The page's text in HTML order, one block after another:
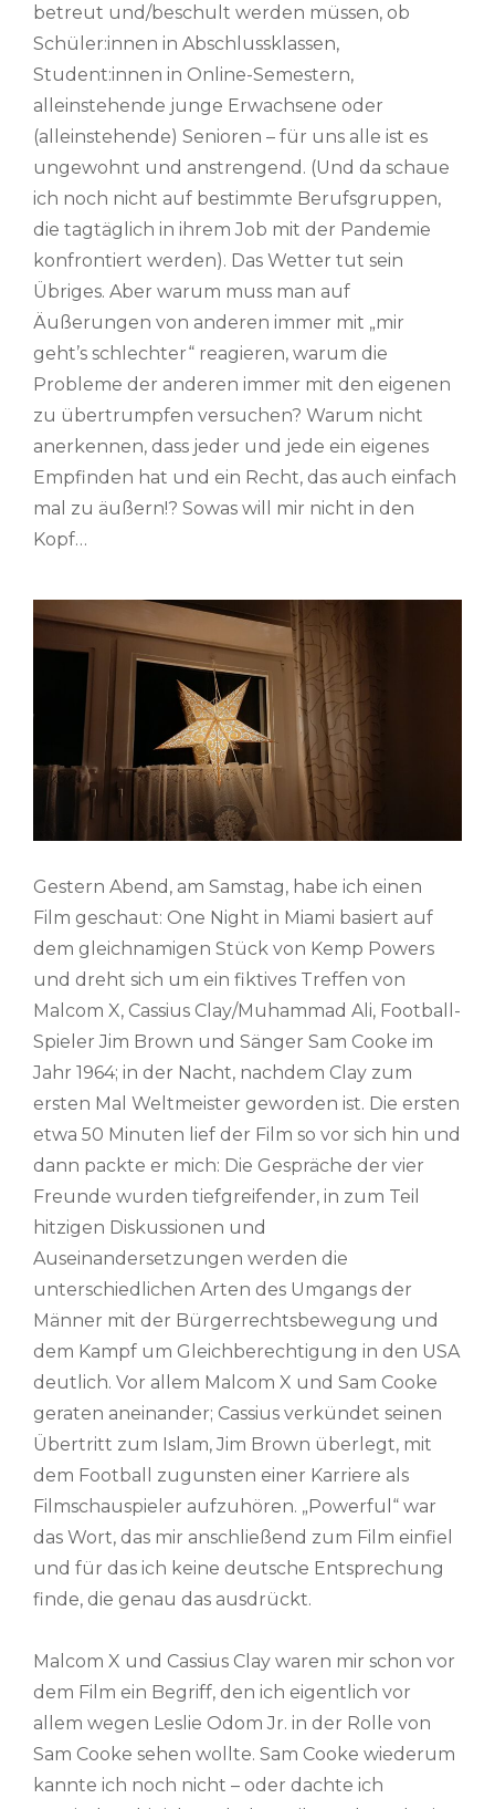
betreut und/beschult werden müssen, ob
Schüler:innen in Abschlussklassen,
Student:innen in Online-Semestern,
alleinstehende junge Erwachsene oder
(alleinstehende) Senioren – für uns alle ist es
ungewohnt und anstrengend. (Und da schaue
ich noch nicht auf bestimmte Berufsgruppen,
die tagtäglich in ihrem Job mit der Pandemie
konfrontiert werden). Das Wetter tut sein
Übriges. Aber warum muss man auf
Äußerungen von anderen immer mit „mir
geht’s schlechter“ reagieren, warum die
Probleme der anderen immer mit den eigenen
zu übertrumpfen versuchen? Warum nicht
anerkennen, dass jeder und jede ein eigenes
Empfinden hat und ein Recht, das auch einfach
mal zu äußern!? Sowas will mir nicht in den
Kopf…
Gestern Abend, am Samstag, habe ich einen
Film geschaut: One Night in Miami basiert auf
dem gleichnamigen Stück von Kemp Powers
und dreht sich um ein fiktives Treffen von
Malcom X, Cassius Clay/Muhammad Ali, Football-
Spieler Jim Brown und Sänger Sam Cooke im
Jahr 1964; in der Nacht, nachdem Clay zum
ersten Mal Weltmeister geworden ist. Die ersten
etwa 50 Minuten lief der Film so vor sich hin und
dann packte er mich: Die Gespräche der vier
Freunde wurden tiefgreifender, in zum Teil
hitzigen Diskussionen und
Auseinandersetzungen werden die
unterschiedlichen Arten des Umgangs der
Männer mit der Bürgerrechtsbewegung und
dem Kampf um Gleichberechtigung in den USA
deutlich. Vor allem Malcom X und Sam Cooke
geraten aneinander; Cassius verkündet seinen
Übertritt zum Islam, Jim Brown überlegt, mit
dem Football zugunsten einer Karriere als
Filmschauspieler aufzuhören. „Powerful“ war
das Wort, das mir anschließend zum Film einfiel
und für das ich keine deutsche Entsprechung
finde, die genau das ausdrückt.
Malcom X und Cassius Clay waren mir schon vor
dem Film ein Begriff, den ich eigentlich vor
allem wegen Leslie Odom Jr. in der Rolle von
Sam Cooke sehen wollte. Sam Cooke wiederum
kannte ich noch nicht – oder dachte ich